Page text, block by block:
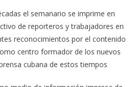
el semanario se imprime en
de reporteros y trabajadores en
reconocimientos por el contenido
centro formador de los nuevos
cubana de estos tiempos